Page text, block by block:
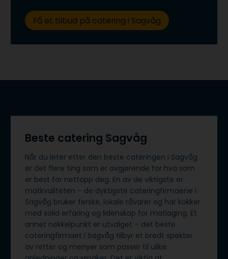
Få et tilbud på catering i Sagvåg
Beste catering Sagvåg
Når du leter etter den beste cateringen i Sagvåg
er det flere ting som er avgjørende for hva som
er best for nettopp deg. En av de viktigste er
matkvaliteten – de dyktigste cateringfirmaene i
Sagvåg bruker ferske, lokale råvarer og har kokker
med solid erfaring og lidenskap for matlaging. Et
annet nøkkelpunkt er utvalget – det beste
cateringfirmaet i Sagvåg tilbyr et bredt spekter
av retter og menyer som passer til ulike